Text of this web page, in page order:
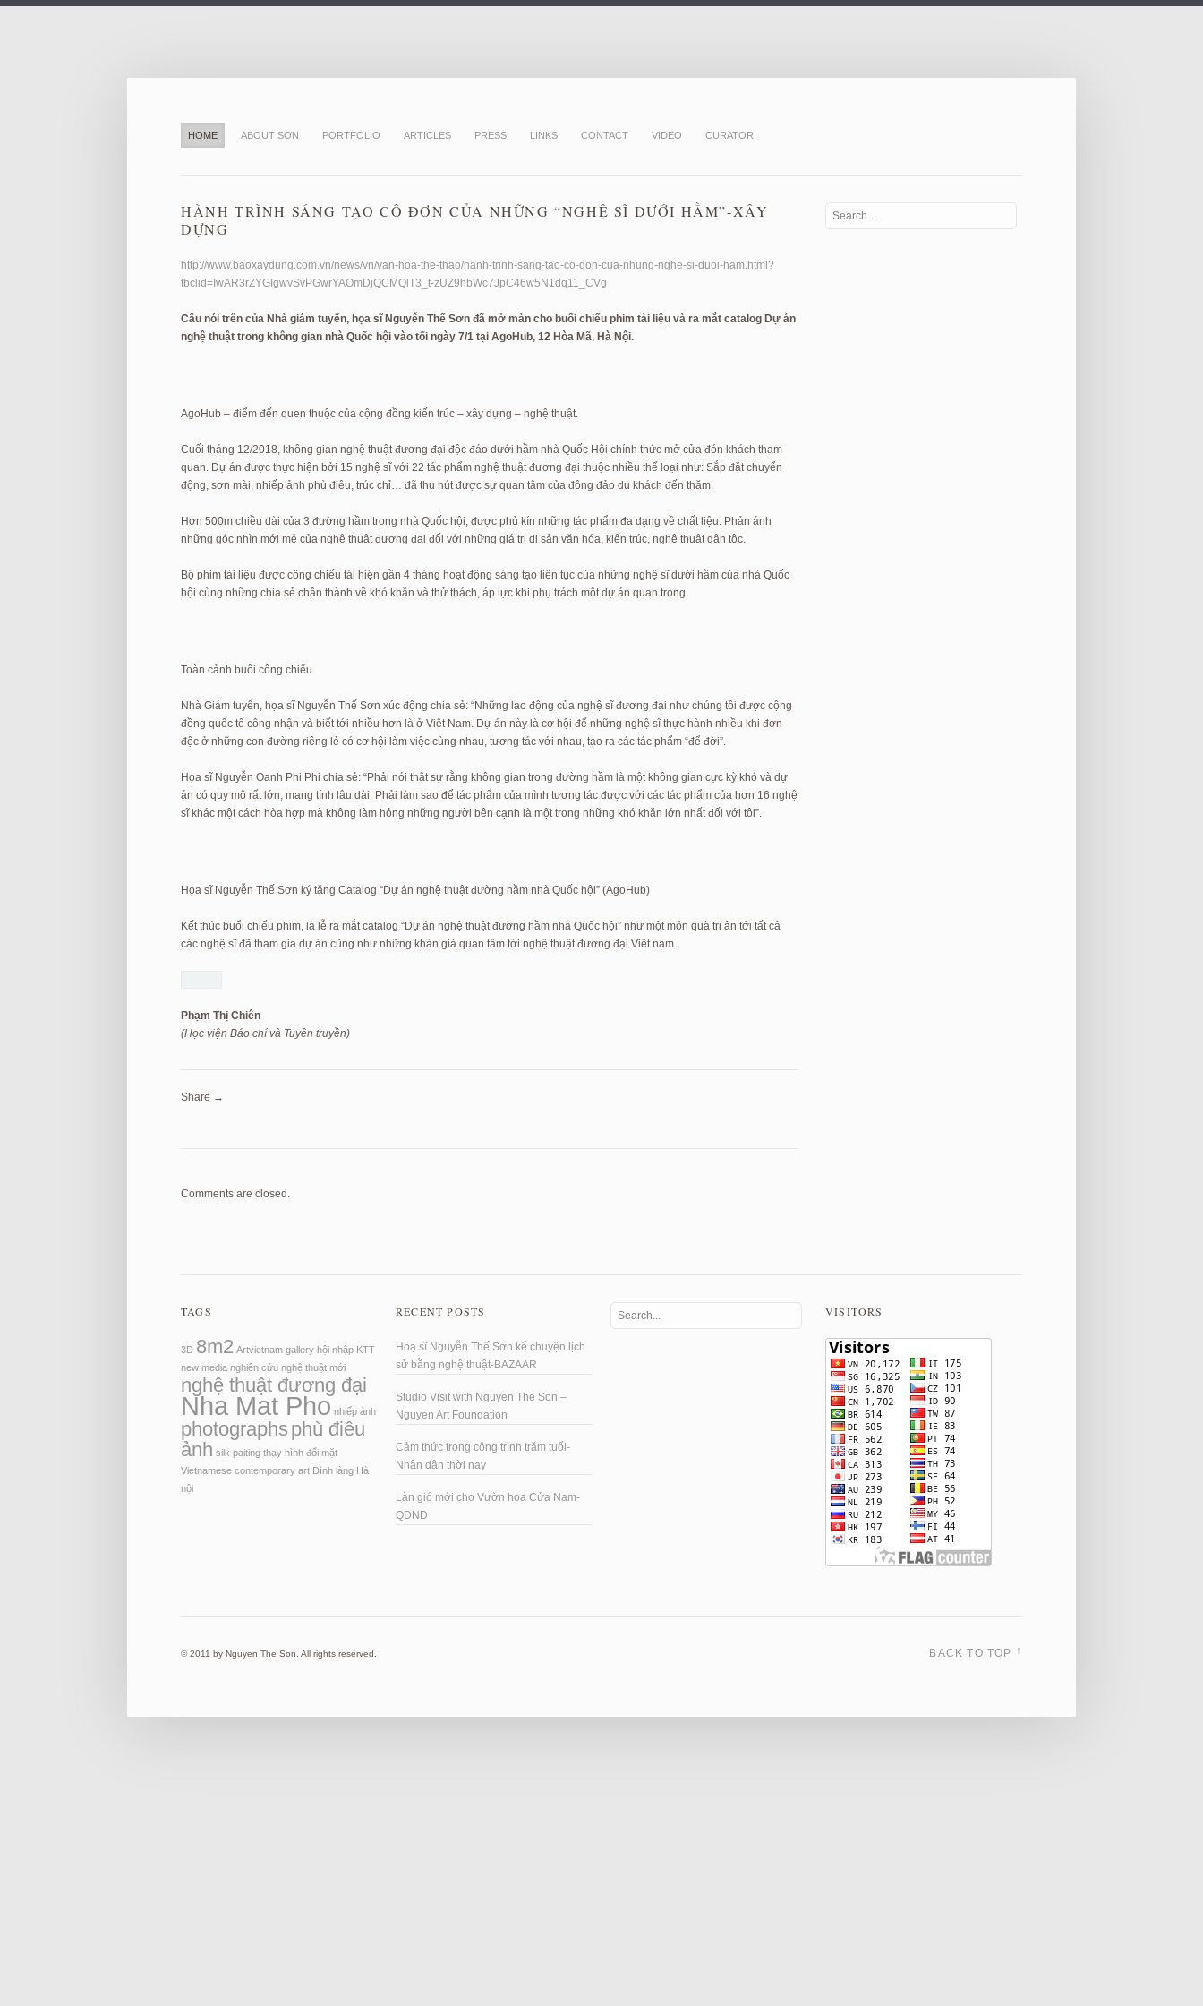
HOME ABOUT SƠN PORTFOLIO ARTICLES PRESS LINKS CONTACT VIDEO CURATOR
HÀNH TRÌNH SÁNG TẠO CÔ ĐƠN CỦA NHỮNG “NGHỆ SĨ DƯỚI HẦM”-XÂY
DỰNG
http://www.baoxaydung.com.vn/news/vn/van-hoa-the-thao/hanh-trinh-sang-tao-co-don-cua-nhung-nghe-si-duoi-ham.html?
fbclid=IwAR3rZYGIgwvSvPGwrYAOmDjQCMQlT3_t-zUZ9hbWc7JpC46w5N1dq11_CVg
Câu nói trên của Nhà giám tuyển, họa sĩ Nguyễn Thế Sơn đã mở màn cho buổi chiếu phim tài liệu và ra mắt catalog Dự án
nghệ thuật trong không gian nhà Quốc hội vào tối ngày 7/1 tại AgoHub, 12 Hòa Mã, Hà Nội.
AgoHub – điểm đến quen thuộc của cộng đồng kiến trúc – xây dựng – nghệ thuật.
Cuối tháng 12/2018, không gian nghệ thuật đương đại độc đáo dưới hầm nhà Quốc Hội chính thức mở cửa đón khách tham
quan. Dự án được thực hiện bởi 15 nghệ sĩ với 22 tác phẩm nghệ thuật đương đại thuộc nhiều thể loại như: Sắp đặt chuyển
động, sơn mài, nhiếp ảnh phù điêu, trúc chỉ… đã thu hút được sự quan tâm của đông đảo du khách đến thăm.
Hơn 500m chiều dài của 3 đường hầm trong nhà Quốc hội, được phủ kín những tác phẩm đa dạng về chất liệu. Phản ánh
những góc nhìn mới mẻ của nghệ thuật đương đại đối với những giá trị di sản văn hóa, kiến trúc, nghệ thuật dân tộc.
Bộ phim tài liệu được công chiếu tái hiện gần 4 tháng hoạt động sáng tạo liên tục của những nghệ sĩ dưới hầm của nhà Quốc
hội cùng những chia sẻ chân thành về khó khăn và thử thách, áp lực khi phụ trách một dự án quan trọng.
Toàn cảnh buổi công chiếu.
Nhà Giám tuyển, họa sĩ Nguyễn Thế Sơn xúc động chia sẻ: “Những lao động của nghệ sĩ đương đại như chúng tôi được cộng
đồng quốc tế công nhận và biết tới nhiều hơn là ở Việt Nam. Dự án này là cơ hội để những nghệ sĩ thực hành nhiều khi đơn
độc ở những con đường riêng lẻ có cơ hội làm việc cùng nhau, tương tác với nhau, tạo ra các tác phẩm “để đời”.
Họa sĩ Nguyễn Oanh Phi Phi chia sẻ: “Phải nói thật sự rằng không gian trong đường hầm là một không gian cực kỳ khó và dự
án có quy mô rất lớn, mang tính lâu dài. Phải làm sao để tác phẩm của mình tương tác được với các tác phẩm của hơn 16 nghệ
sĩ khác một cách hòa hợp mà không làm hỏng những người bên cạnh là một trong những khó khăn lớn nhất đối với tôi”.
Họa sĩ Nguyễn Thế Sơn ký tặng Catalog “Dự án nghệ thuật đường hầm nhà Quốc hội” (AgoHub)
Kết thúc buổi chiếu phim, là lễ ra mắt catalog “Dự án nghệ thuật đường hầm nhà Quốc hội” như một món quà tri ân tới tất cả
các nghệ sĩ đã tham gia dự án cũng như những khán giả quan tâm tới nghệ thuật đương đại Việt nam.
Phạm Thị Chiên
(Học viện Báo chí và Tuyên truyền)
Share →
Comments are closed.
TAGS
3D 8m2 Artvietnam gallery hội nhập KTT
new media nghiên cứu nghệ thuật mới
nghệ thuật đương đại
Nha Mat Pho nhiếp ảnh
photographs phù điêu
ảnh silk paiting thay hình đổi mặt
Vietnamese contemporary art Đình làng Hà
nội
RECENT POSTS
Hoạ sĩ Nguyễn Thế Sơn kể chuyện lịch
sử bằng nghệ thuật-BAZAAR
Studio Visit with Nguyen The Son –
Nguyen Art Foundation
Cảm thức trong công trình trăm tuổi-
Nhân dân thời nay
Làn gió mới cho Vườn hoa Cửa Nam-
QDND
VISITORS
© 2011 by Nguyen The Son. All rights reserved. BACK TO TOP ↑